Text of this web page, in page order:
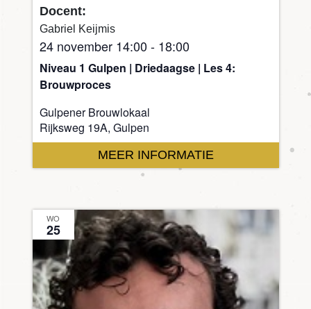
24 november 14:00 - 18:00
Niveau 1 Gulpen | Driedaagse | Les 4:
Brouwproces
Gulpener Brouwlokaal
Rijksweg 19A, Gulpen
Docent:
Gabriel Keijmis
MEER INFORMATIE
WO
25